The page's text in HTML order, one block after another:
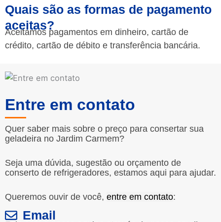
Quais são as formas de pagamento
aceitas?
Aceitamos pagamentos em dinheiro, cartão de
crédito, cartão de débito e transferência bancária.
Entre em contato
Quer saber mais sobre o preço para consertar sua
geladeira no Jardim Carmem?
Seja uma dúvida, sugestão ou orçamento de
conserto de refrigeradores, estamos aqui para ajudar.
Queremos ouvir de você, entre em contato:
Email